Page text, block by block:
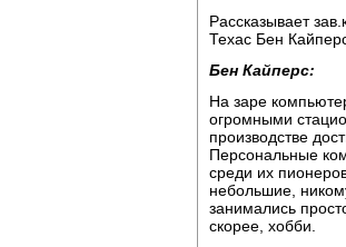
Рассказывает
Техас Бен
Бен Кайперс:
На заре
огромными
производстве
Персональные
среди их
небольшие,
занимались
скорее, хобби.